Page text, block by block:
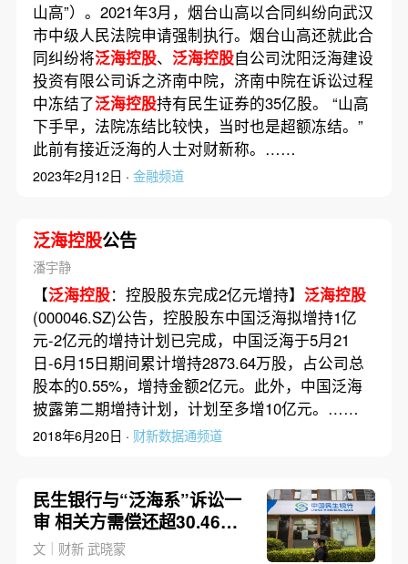
山高”）。2021年3月，烟台山高以合同纠纷向武汉
市中级人民法院申请强制执行。烟台山高还就此合
同纠纷将泛海控股、 泛海控股自公司沈阳泛海建设
投资有限公司诉之济南中院，济南中院在诉讼过程
中冻结了泛海控股持有民生证券的35亿股。 “山高
下手早，法院冻结比较快，当时也是超额冻结。”
此前有接近泛海的人士对财新称。……
2023年2月12日 · 金融频道
泛海控股公告
潘宇静
【泛海控股：控股股东完成2亿元增持】 泛海控股
(000046.SZ)公告，控股股东中国泛海拟增持1亿
元-2亿元的增持计划已完成，中国泛海于5月21
日-6月15日期间累计增持2873.64万股，占公司总
股本的0.55%，增持金额2亿元。此外，中国泛海
披露第二期增持计划，计划至多增10亿元。……
2018年6月20日 · 财新数据通频道
民生银行与“泛海系”诉讼一
审 相关方需偿还超30.46亿
元
文｜财新 武晓蒙